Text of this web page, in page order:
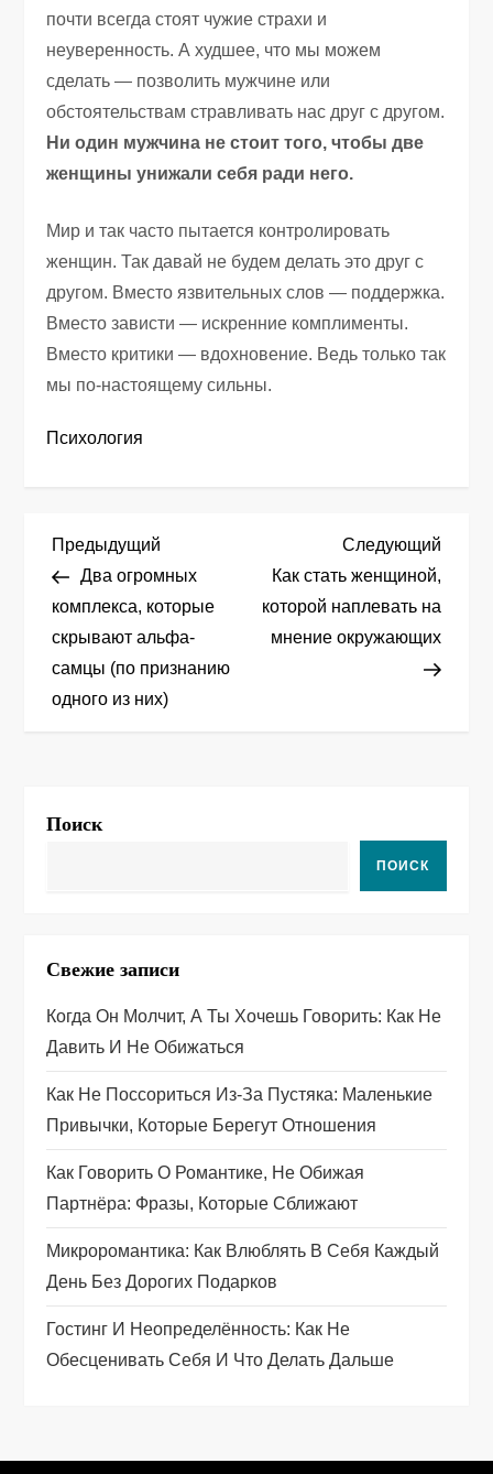
почти всегда стоят чужие страхи и
неуверенность. А худшее, что мы можем
сделать — позволить мужчине или
обстоятельствам стравливать нас друг с другом.
Ни один мужчина не стоит того, чтобы две
женщины унижали себя ради него.
Мир и так часто пытается контролировать
женщин. Так давай не будем делать это друг с
другом. Вместо язвительных слов — поддержка.
Вместо зависти — искренние комплименты.
Вместо критики — вдохновение. Ведь только так
мы по-настоящему сильны.
Психология
Н
а
в
и
ц
п
о
з
а
п
и
с
я
м
Предыдущая
запись
Предыдущий
Два огромных
комплекса, которые
скрывают альфа-
самцы (по признанию
одного из них)
Следующий
Как стать женщиной,
которой наплевать на
мнение окружающих
Поиск
ПОИСК
Свежие записи
Когда Он Молчит, А Ты Хочешь Говорить: Как Не
Давить И Не Обижаться
Как Не Поссориться Из‑за Пустяка: Маленькие
Привычки, Которые Берегут Отношения
Как Говорить О Романтике, Не Обижая
Партнёра: Фразы, Которые Сближают
Микроромантика: Как Влюблять В Себя Каждый
День Без Дорогих Подарков
Гостинг И Неопределённость: Как Не
Обесценивать Себя И Что Делать Дальше